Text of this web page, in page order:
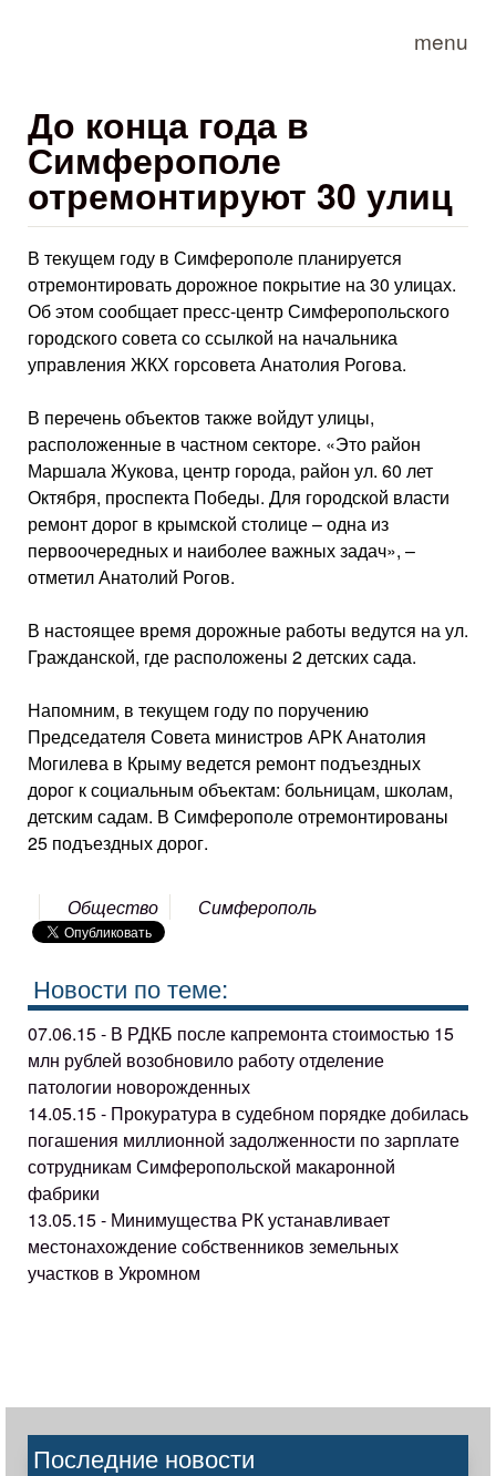
menu
До конца года в
Симферополе
отремонтируют 30 улиц
В текущем году в Симферополе планируется
отремонтировать дорожное покрытие на 30 улицах.
Об этом сообщает пресс-центр Симферопольского
городского совета со ссылкой на начальника
управления ЖКХ горсовета Анатолия Рогова.
В перечень объектов также войдут улицы,
расположенные в частном секторе. «Это район
Маршала Жукова, центр города, район ул. 60 лет
Октября, проспекта Победы. Для городской власти
ремонт дорог в крымской столице – одна из
первоочередных и наиболее важных задач», –
отметил Анатолий Рогов.
В настоящее время дорожные работы ведутся на ул.
Гражданской, где расположены 2 детских сада.
Напомним, в текущем году по поручению
Председателя Совета министров АРК Анатолия
Могилева в Крыму ведется ремонт подъездных
дорог к социальным объектам: больницам, школам,
детским садам. В Симферополе отремонтированы
25 подъездных дорог.
Общество Симферополь
Новости по теме:
07.06.15 - В РДКБ после капремонта стоимостью 15
млн рублей возобновило работу отделение
патологии новорожденных
14.05.15 - Прокуратура в судебном порядке добилась
погашения миллионной задолженности по зарплате
сотрудникам Симферопольской макаронной
фабрики
13.05.15 - Минимущества РК устанавливает
местонахождение собственников земельных
участков в Укромном
Последние новости